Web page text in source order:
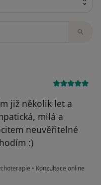
již několik let a
milá a
neuvěřitelné
:)
• Konzultace online